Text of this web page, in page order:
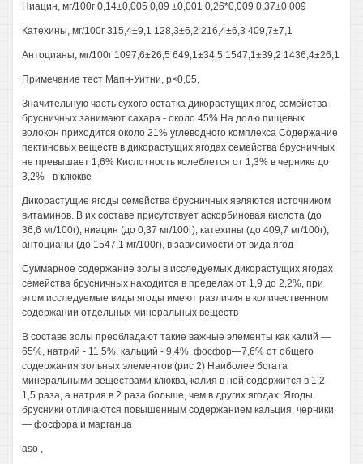
Ниацин, мг/100г 0,14±0,005 0,09 ±0,001 0,26*0,009 0,37±0,009
Катехины, мг/100г 315,4±9,1 128,3±6,2 216,4±6,3 409,7±7,1
Антоцианы, мг/100г 1097,6±26,5 649,1±34,5 1547,1±39,2 1436,4±26,1
Примечание тест Мапн-Уитни, р<0,05,
Значительную часть сухого остатка дикорастущих ягод семейства
брусничных занимают сахара - около 45% На долю пищевых
волокон приходится около 21% углеводного комплекса Содержание
пектиновых веществ в дикорастущих ягодах семейства брусничных
не превышает 1,6% Кислотность колеблется от 1,3% в чернике до
3,2% - в клюкве
Дикорастущие ягоды семейства брусничных являются источником
витаминов. В их составе присутствует аскорбиновая кислота (до
36,6 мг/100г), ниацин (до 0,37 мг/100г), катехины (до 409,7 мг/100г),
антоцианы (до 1547,1 мг/100г), в зависимости от вида ягод
Суммарное содержание золы в исследуемых дикорастущих ягодах
семейства брусничных находится в пределах от 1,9 до 2,2%, при
этом исследуемые виды ягоды имеют различия в количественном
содержании отдельных минеральных веществ
В составе золы преобладают такие важные элементы как калий —
65%, натрий - 11,5%, кальций - 9,4%, фосфор—7,6% от общего
содержания зольных элементов (рис 2) Наиболее богата
минеральными веществами клюква, калия в ней содержится в 1,2-
1,5 раза, а натрия в 2 раза больше, чем в других ягодах. Ягоды
брусники отличаются повышенным содержанием кальция, черники
— фосфора и марганца
aso ,